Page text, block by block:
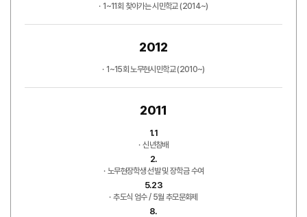
1~11회 찾아가는 시민학교 (2014~)
2012
1~15회 노무현시민학교 (2010~)
2011
1.1
신년참배
2.
노무현장학생 선발 및 장학금 수여
5.23
추도식 엄수 / 5월 추모문화제
8.